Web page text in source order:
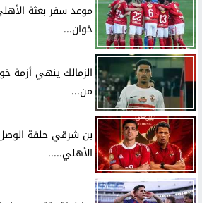
موعد سفر بعثة
خوان...
الزمالك ينهي أزمة
من...
بن شرقي حلقة
الأهلي.....